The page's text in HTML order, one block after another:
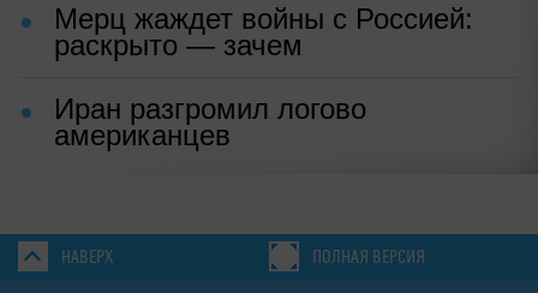
Мерц жаждет войны с Россией:
раскрыто — зачем
Иран разгромил логово
американцев
НАВЕРХ ПОЛНАЯ ВЕРСИЯ